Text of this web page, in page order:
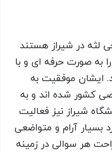
لثه در شیراز هستند
به صورت حرفه ای و با
ایشان موفقیت به
کشور شده اند و به
شیراز نیز فعالیت
بسیار آرام و متواضعی
هر سوالی در زمینه